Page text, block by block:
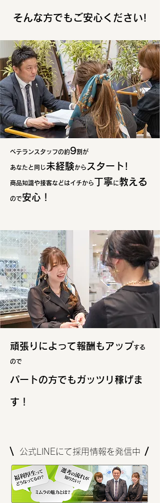
そんな方でもご安心ください!
ベテランスタッフの約9割が
あなたと同じ未経験から スタート!
商品知識や接客などはイチから丁寧に教える
ので安心！
頑張りによって報酬もアップする
ので
パートの方でもガッツリ稼げま
す！
公式LINEにて採用情報を発信中